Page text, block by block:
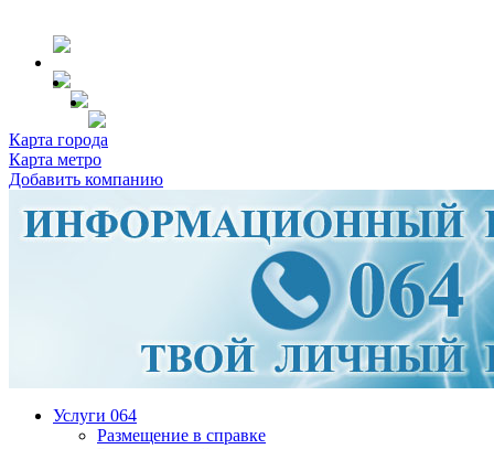
Карта города
Карта метро
Добавить компанию
Услуги 064
Размещение в справке